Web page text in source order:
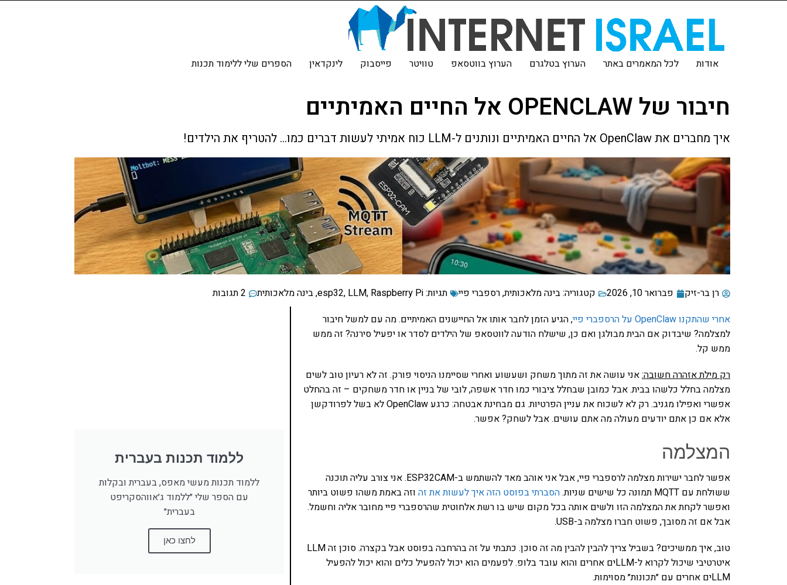
אודות לכל המאמרים באתר הערוץ בטלגרם הערוץ בווטסאפ טוויטר פייסבוק לינקדאין הספרים שלי ללימוד תכנות
חיבור של OPENCLAW אל החיים האמיתיים
איך מחברים את OpenClaw אל החיים האמיתיים ונותנים ל-LLM כוח אמיתי לעשות דברים כמו... להטריף את הילדים!
רן בר-זיק פברואר 10, 2026 קטגוריה:בינה מלאכותית,רספברי פיי תגיות: esp32, LLM, Raspberry Pi
,בינה מלאכותית
2 תגובות
אחרי שהתקנו OpenClaw על הרספברי פיי
, הגיע הזמן לחבר אותו אל החיישנים האמיתיים. מה עם למשל חיבור
למצלמה? שיבדוק אם הבית מבולגן ואם כן, שישלח הודעה לווטסאפ של הילדים לסדר או יפעיל סירנה? זה ממש
ממש קל.
רק מילת אזהרה חשובה:אני עושה את זה מתוך משחק ושעשוע ואחרי שסיימנו הניסוי פורק. זה לא רעיון טוב לשים
מצלמה בחלל כלשהו בבית. אבל כמובן שבחלל ציבורי כמו חדר אשפה, לובי של בניין או חדר משחקים – זה בהחלט
אפשרי ואפילו מגניב. רק לא לשכוח את עניין הפרטיות. גם מבחינת אבטחה: כרגע OpenClaw לא בשל לפרודקשן
אלא אם כן אתם יודעים מעולה מה אתם עושים. אבל לשחק? אפשר.
המצלמה
אפשר לחבר ישירות מצלמה לרספברי פיי, אבל אני אוהב מאד להשתמש ב-ESP32CAM. אני צורב עליה תוכנה
ששולחת עם MQTT תמונה כל שישים שניות.
הסברתי בפוסט הזה איך לעשות את זה וזה באמת משהו פשוט ביותר
ואפשר לקחת את המצלמה הזו ולשים אותה בכל מקום שיש בו רשת אלחוטית שהרספברי פיי מחובר אליה וחשמל.
אבל אם זה מסובך, פשוט חברו מצלמה ב-USB.
טוב, איך ממשיכים? בשביל צריך להבין להבין מה זה סוכן. כתבתי על זה בהרחבה בפוסט אבל בקצרה. סוכן זה LLM
איטרטיבי שיכול לקרוא ל-LLMים אחרים והוא עובד בלופ. לפעמים הוא יכול להפעיל כלים והוא יכול להפעיל
LLMים אחרים עם ״תכונות״ מסוימות.
ללמוד תכנות בעברית
ללמוד תכנות מעשי מאפס, בעברית ובקלות
עם הספר שלי ״ללמוד ג׳אווהסקריפט
בעברית״
לחצו כאן